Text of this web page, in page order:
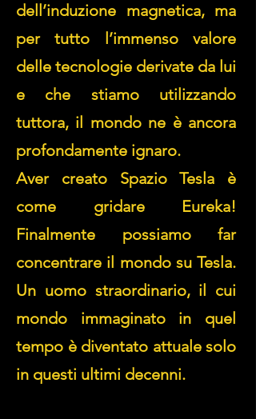
dell’induzione magnetica, ma
per tutto l’immenso valore
delle tecnologie derivate da lui
e che stiamo utilizzando
tuttora, il mondo ne è ancora
profondamente ignaro.
Aver creato Spazio Tesla è
come gridare Eureka!
Finalmente possiamo far
concentrare il mondo su Tesla.
Un uomo straordinario, il cui
mondo immaginato in quel
tempo è diventato attuale solo
in questi ultimi decenni.